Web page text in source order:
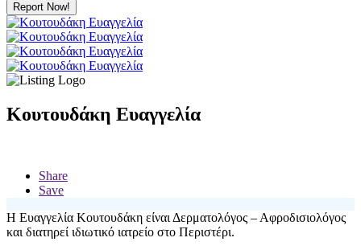
Report Now!
Κουτουδάκη Ευαγγελία
Share
Save
Η Ευαγγελία Κουτουδάκη είναι Δερματολόγος – Αφροδισιολόγος
και διατηρεί ιδιωτικό ιατρείο στο Περιστέρι.